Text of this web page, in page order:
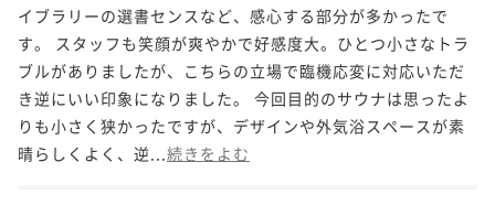
イブラリーの選書センスなど、感心する部分が多かったで
す。 スタッフも笑顔が爽やかで好感度大。ひとつ小さなトラ
ブルがありましたが、こちらの立場で臨機応変に対応いただ
き逆にいい印象になりました。 今回目的のサウナは思ったよ
りも小さく狭かったですが、デザインや外気浴スペースが素
晴らしくよく、逆... 続きをよむ